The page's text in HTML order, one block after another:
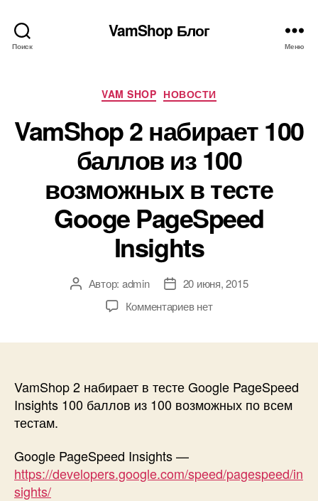
Поиск
VamShop Блог
Меню
Рубрики
VAM SHOP НОВОСТИ
VamShop 2 набирает 100
баллов из 100
возможных в тесте
Googe PageSpeed
Insights
Автор
записи
Автор: admin
Дата20 июня, 2015
Комментариевк
100
баллов
из
тесте
нет
VamShop 2 набирает в тесте Google PageSpeed
Insights 100 баллов из 100 возможных по всем
тестам.
Google PageSpeed Insights —
https://developers.google.com/speed/pagespeed/in
sights/